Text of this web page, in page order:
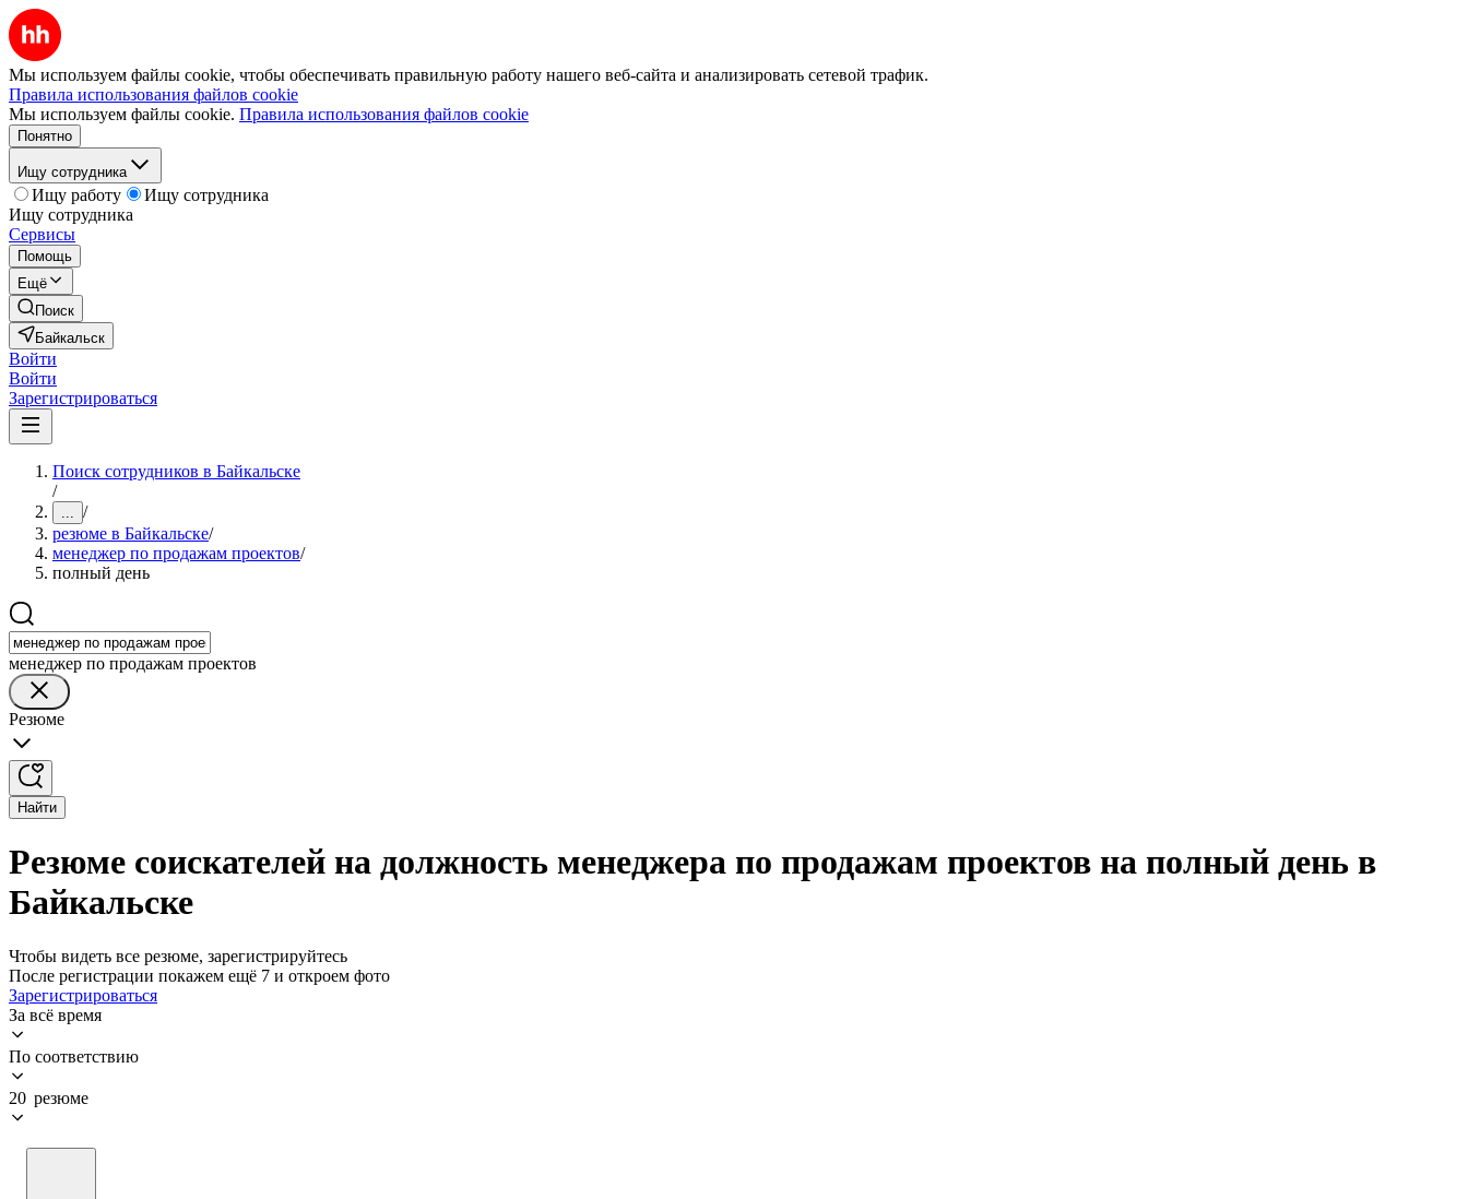
Мы используем файлы cookie, чтобы обеспечивать правильную работу нашего веб-сайта и анализировать сетевой трафик.
Правила использования файлов cookie
Мы используем файлы cookie. Правила использования файлов cookie
Понятно
Ищу сотрудника
Ищу работу
Ищу сотрудника
Ищу сотрудника
Сервисы
Помощь
Ещё
Поиск
Байкальск
Войти
Войти
Зарегистрироваться
Поиск сотрудников в Байкальске
/
... /
резюме в Байкальске/
менеджер по продажам проектов/
полный день
менеджер по продажам проектов
Резюме
Найти
Резюме соискателей на должность менеджера по продажам проектов на полный день в
Байкальске
Чтобы видеть все резюме, зарегистрируйтесь
После регистрации покажем ещё 7 и откроем фото
Зарегистрироваться
За всё время
По соответствию
20 резюме